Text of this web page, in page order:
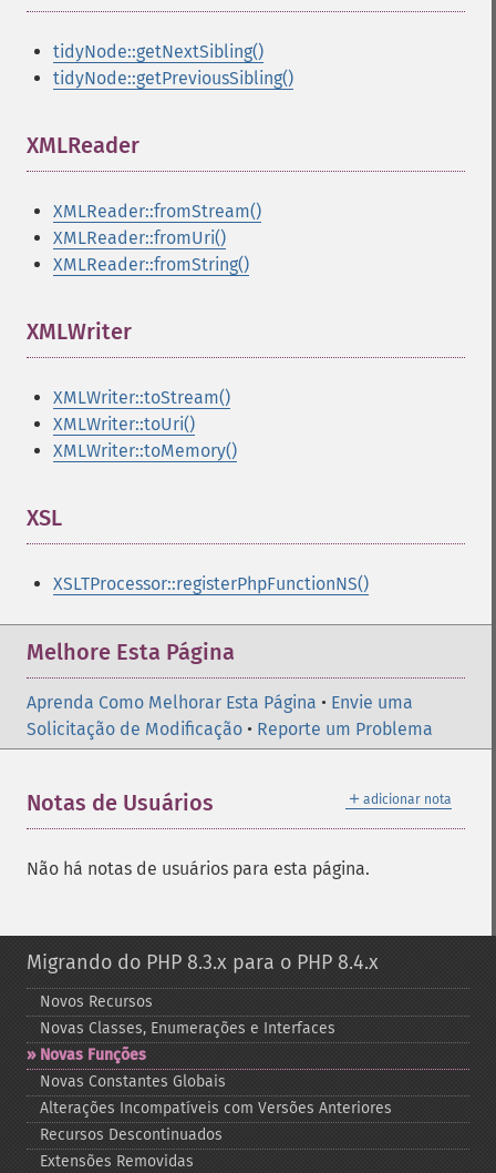
tidyNode::getNextSibling()
tidyNode::getPreviousSibling()
XMLReader
XMLReader::fromStream()
XMLReader::fromUri()
XMLReader::fromString()
XMLWriter
XMLWriter::toStream()
XMLWriter::toUri()
XMLWriter::toMemory()
XSL
XSLTProcessor::registerPhpFunctionNS()
Melhore Esta Página
Aprenda Como Melhorar Esta Página • Envie uma
Solicitação de Modificação • Reporte um Problema
＋ adicionar nota
Notas de Usuários
Não há notas de usuários para esta página.
Migrando do PHP 8.3.x para o PHP 8.4.x
Novos Recursos
Novas Classes, Enumerações e Interfaces
Novas Funções
Novas Constantes Globais
Alterações Incompatíveis com Versões Anteriores
Recursos Descontinuados
Extensões Removidas